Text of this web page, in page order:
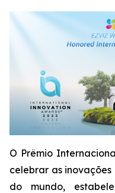
O Prêmio
celebrar as
do mundo,